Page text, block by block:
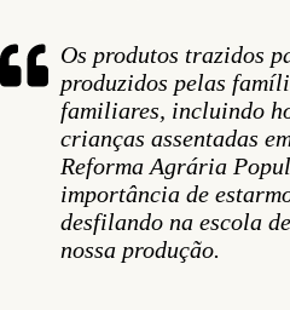
Os produtos trazidos
produzidos pelas
familiares, incluindo
crianças assentadas
Reforma Agrária
importância de
desfilando na escola
nossa produção.